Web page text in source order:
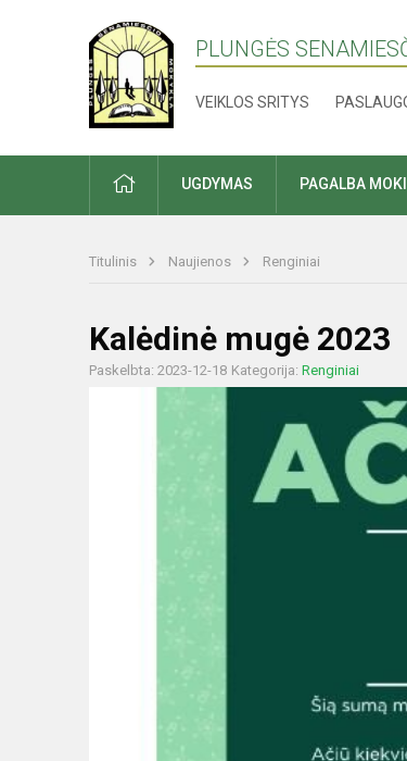
PLUNGĖS
VEIKLOS SRITYS
PRADŽIAUGDYMAS PAGALBA
Titulinis Naujienos Renginiai
Kalėdinė mugė 2023
Paskelbta: 2023-12-18 Kategorija: Renginiai